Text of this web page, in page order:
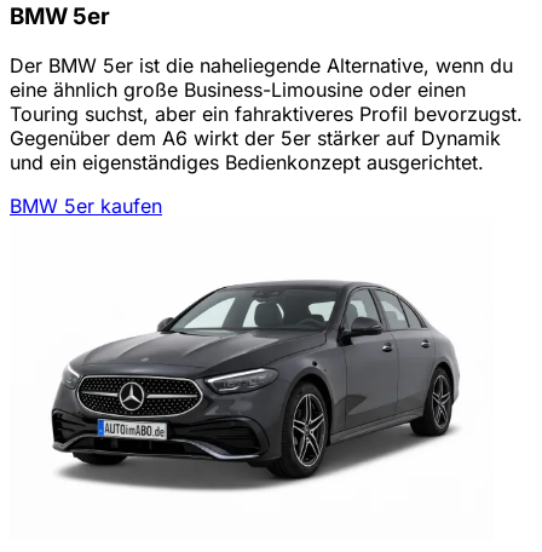
BMW 5er
Der BMW 5er ist die naheliegende Alternative, wenn du
eine ähnlich große Business-Limousine oder einen
Touring suchst, aber ein fahraktiveres Profil bevorzugst.
Gegenüber dem A6 wirkt der 5er stärker auf Dynamik
und ein eigenständiges Bedienkonzept ausgerichtet.
BMW 5er kaufen